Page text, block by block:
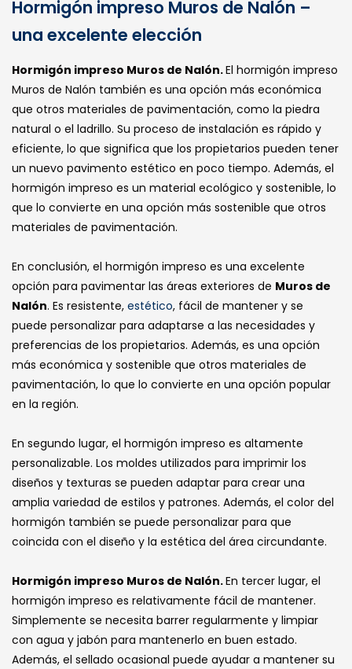
Hormigón impreso Muros de Nalón –
una excelente elección
Hormigón impreso Muros de Nalón.El hormigón impreso
Muros de Nalón también es una opción más económica
que otros materiales de pavimentación, como la piedra
natural o el ladrillo. Su proceso de instalación es rápido y
eficiente, lo que significa que los propietarios pueden tener
un nuevo pavimento estético en poco tiempo. Además, el
hormigón impreso es un material ecológico y sostenible, lo
que lo convierte en una opción más sostenible que otros
materiales de pavimentación.
En conclusión, el hormigón impreso es una excelente
opción para pavimentar las áreas exteriores de Muros de
Nalón. Es resistente, estético, fácil de mantener y se
puede personalizar para adaptarse a las necesidades y
preferencias de los propietarios. Además, es una opción
más económica y sostenible que otros materiales de
pavimentación, lo que lo convierte en una opción popular
en la región.
En segundo lugar, el hormigón impreso es altamente
personalizable. Los moldes utilizados para imprimir los
diseños y texturas se pueden adaptar para crear una
amplia variedad de estilos y patrones. Además, el color del
hormigón también se puede personalizar para que
coincida con el diseño y la estética del área circundante.
Hormigón impreso Muros de Nalón.En tercer lugar, el
hormigón impreso es relativamente fácil de mantener.
Simplemente se necesita barrer regularmente y limpiar
con agua y jabón para mantenerlo en buen estado.
Además, el sellado ocasional puede ayudar a mantener su